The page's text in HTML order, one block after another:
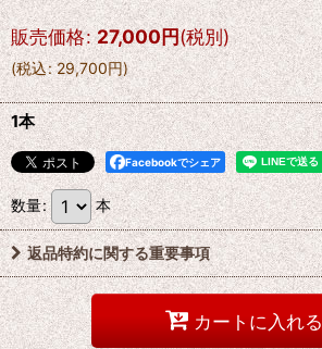
販売価格: 27,000円(税別)
(税込: 29,700円)
1本
Facebookでシェア
数量: 本
返品特約に関する重要事項
カートに入れる